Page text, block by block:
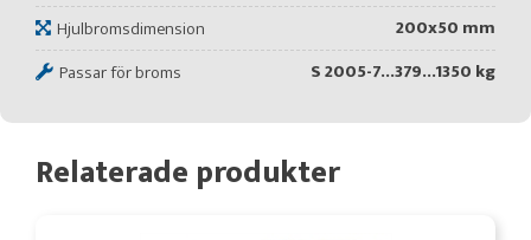
Hjulbromsdimension
200x50 mm
Passar för broms
S 2005-7...379...1350 kg
Relaterade produkter